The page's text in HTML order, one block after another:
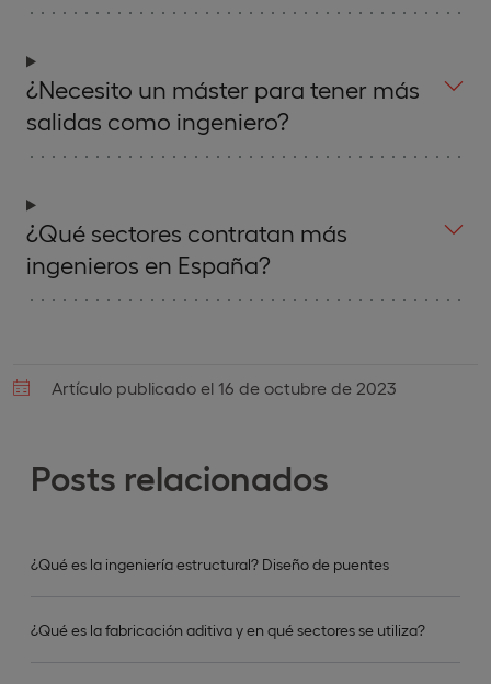
Posts relacionados
¿Qué es la ingeniería estructural? Diseño de puentes
¿Qué es la fabricación aditiva y en qué sectores se utiliza?
¿Necesito un máster para tener más
salidas como ingeniero?
¿Qué sectores contratan más
ingenieros en España?
Artículo publicado el 16 de octubre de 2023